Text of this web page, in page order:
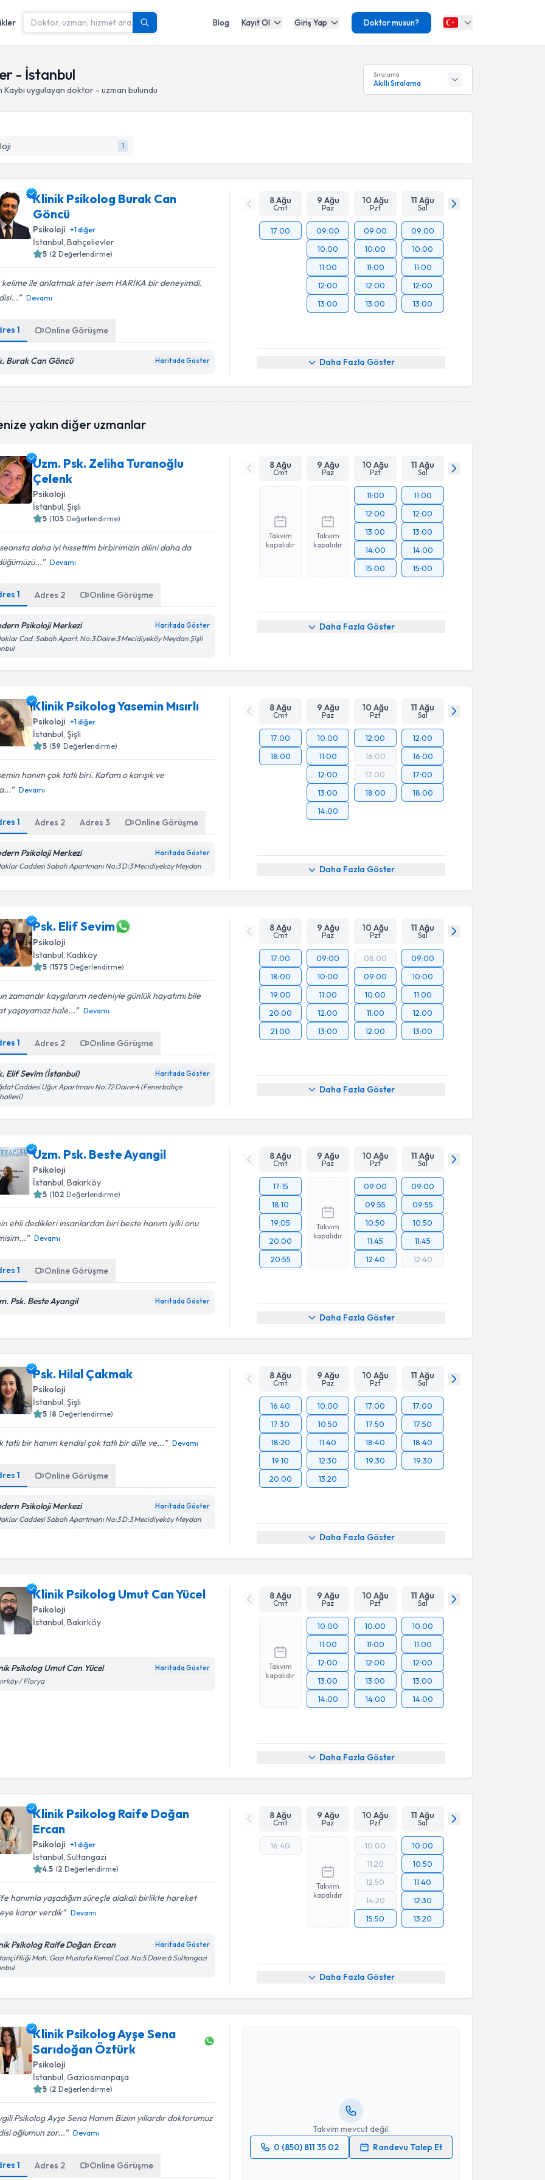
Blog Kayıt Ol Giriş Yap Doktor musun?
- İstanbul
Kaybı uygulayan doktor - uzman bulundu
Sıralama
Akıllı Sıralama
1
Klinik Psikolog Burak Can
Göncü
Psikoloji +1diğer
İstanbul, Bahçelievler
5 (2 Değerlendirme)
ile anlatmak ister isem HARİKA bir deneyimdi.
Devamı
1 Online Görüşme
Burak Can Göncü Haritada Göster
8 Ağu
Cmt
9 Ağu
Paz
10 Ağu
Pzt
11 Ağu
Sal
17:00
09:00
10:00
11:00
12:00
13:00
09:00
10:00
11:00
12:00
13:00
09:00
10:00
11:00
12:00
13:00
Daha Fazla Göster
yakın diğer uzmanlar
Uzm. Psk. Zeliha Turanoğlu
Çelenk
Psikoloji
İstanbul, Şişli
5 (105 Değerlendirme)
daha iyi hissettim birbirimizin dilini daha da
Devamı
1 Adres 2 Online Görüşme
Psikoloji Merkezi Haritada Göster
Cad. Sabah Apart. No:3 Daire:3 Mecidiyeköy Meydan Şişli
8 Ağu
Cmt
9 Ağu
Paz
10 Ağu
Pzt
11 Ağu
Sal
Takvim
kapalıdır
Takvim
kapalıdır
11:00
12:00
13:00
14:00
15:00
11:00
12:00
13:00
14:00
15:00
Daha Fazla Göster
Klinik Psikolog Yasemin Mısırlı
Psikoloji +1diğer
İstanbul, Şişli
5 (59 Değerlendirme)
hanım çok tatlı biri. Kafam o karışık ve
Devamı
1 Adres 2 Adres3 Online Görüşme
Psikoloji Merkezi Haritada Göster
Caddesi Sabah Apartmanı No:3 D:3 Mecidiyeköy Meydan
8 Ağu
Cmt
9 Ağu
Paz
10 Ağu
Pzt
11 Ağu
Sal
17:00
18:00
10:00
11:00
12:00
13:00
14:00
12:00
16:00
17:00
18:00
12:00
16:00
17:00
18:00
Daha Fazla Göster
Psk. Elif Sevim
Psikoloji
İstanbul , Kadıköy
5 (1575 Değerlendirme)
zamandır kaygılarım nedeniyle günlük hayatımı bile
yaşayamaz hale...
Devamı
1 Adres 2 Online Görüşme
Elif Sevim (İstanbul) Haritada Göster
Caddesi Uğur Apartmanı No:72 Daire:4 (Fenerbahçe
8 Ağu
Cmt
9 Ağu
Paz
10 Ağu
Pzt
11 Ağu
Sal
17:00
18:00
19:00
20:00
21:00
09:00
10:00
11:00
12:00
13:00
08:00
09:00
10:00
11:00
12:00
09:00
10:00
11:00
12:00
13:00
Daha Fazla Göster
Uzm. Psk. Beste Ayangil
Psikoloji
İstanbul , Bakırköy
5 (102 Değerlendirme)
ehli dedikleri insanlardan biri beste hanım iyiki onu
Devamı
1 Online Görüşme
Psk. Beste Ayangil Haritada Göster
8 Ağu
Cmt
9 Ağu
Paz
10 Ağu
Pzt
11 Ağu
Sal
17:15
18:10
19:05
20:00
20:55
Takvim
kapalıdır
09:00
09:55
10:50
11:45
12:40
09:00
09:55
10:50
11:45
12:40
Daha Fazla Göster
Psk. Hilal Çakmak
Psikoloji
İstanbul, Şişli
5 (8 Değerlendirme)
tatlı bir hanım kendisi çok tatlı bir dille ve... Devamı
1 Online Görüşme
Psikoloji Merkezi Haritada Göster
Caddesi Sabah Apartmanı No:3 D:3 Mecidiyeköy Meydan
8 Ağu
Cmt
9 Ağu
Paz
10 Ağu
Pzt
11 Ağu
Sal
16:40
17:30
18:20
19:10
20:00
10:00
10:50
11:40
12:30
13:20
17:00
17:50
18:40
19:30
17:00
17:50
18:40
19:30
Daha Fazla Göster
Klinik Psikolog Umut Can Yücel
Psikoloji
İstanbul , Bakırköy
Psikolog Umut Can Yücel Haritada Göster
/ Florya
8 Ağu
Cmt
9 Ağu
Paz
10 Ağu
Pzt
11 Ağu
Sal
Takvim
kapalıdır
10:00
11:00
12:00
13:00
14:00
10:00
11:00
12:00
13:00
14:00
10:00
11:00
12:00
13:00
14:00
Daha Fazla Göster
Klinik Psikolog Raife Doğan
Ercan
Psikoloji +1diğer
İstanbul, Sultangazi
4.5 (2 Değerlendirme)
hanımla yaşadığım süreçle alakalı birlikte hareket
karar verdik
Devamı
Psikolog Raife Doğan Ercan Haritada Göster
Mah. Gazi Mustafa Kemal Cad. No:5 Daire:6 Sultangazi
8 Ağu
Cmt
9 Ağu
Paz
10 Ağu
Pzt
11 Ağu
Sal
16:40
Takvim
kapalıdır
10:00
11:20
12:50
14:20
15:50
10:00
10:50
11:40
12:30
13:20
Daha Fazla Göster
Klinik Psikolog Ayşe Sena
Sarıdoğan Öztürk
Psikoloji
İstanbul , Gaziosmanpaşa
5 (2 Değerlendirme)
Psikolog Ayşe Sena Hanım Bizim yıllardır doktorumuz
oğlumun zor...
Devamı
1 Adres 2 Online Görüşme
Takvim mevcut değil.
0 (850) 811 35 02
Randevu Talep Et
Randevu Takvimi Talebi